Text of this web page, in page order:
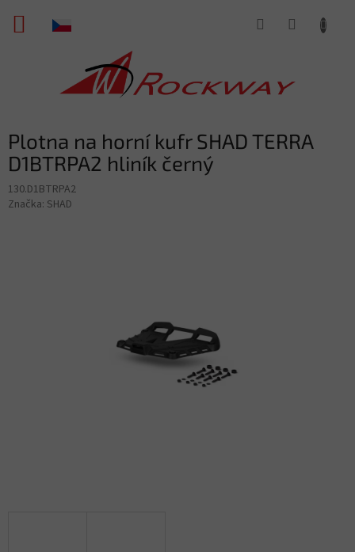
obsah
NÁKUPNÍ
Plotna na horní kufr SHAD TERRA
D1BTRPA2 hliník černý
130.D1BTRPA2
Značka: SHAD